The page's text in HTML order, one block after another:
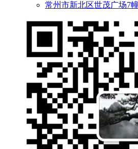
常州市新北区世茂广场7